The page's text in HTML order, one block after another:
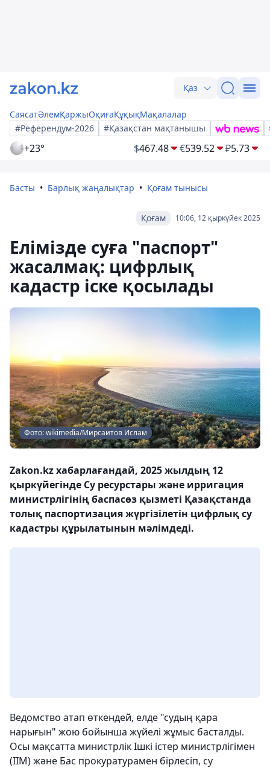
Қаз
СаясатӘлемҚаржыОқиғаҚұқықМақалалар
#Референдум-2026
#Қазақстан мақтанышы
+23° $467.48 €539.52 ₽5.73
Басты Барлық жаңалықтар Қоғам тынысы
10:06, 12 қыркүйек 2025
Қоғам
Елімізде суға "паспорт"
жасалмақ: цифрлық
кадастр іске қосылады
Фото: wikimedia/Мирсаитов Ислам
Zakon.kz хабарлағандай, 2025 жылдың 12
қыркүйегінде Су ресурстары және ирригация
министрлігінің баспасөз қызметі Қазақстанда
толық паспортизация жүргізілетін цифрлық су
кадастры құрылатынын мәлімдеді.
Ведомство атап өткендей, елде "судың қара
нарығын" жою бойынша жүйелі жұмыс басталды.
Осы мақсатта министрлік Ішкі істер министрлігімен
(ІІМ) және Бас прокуратурамен бірлесіп, су